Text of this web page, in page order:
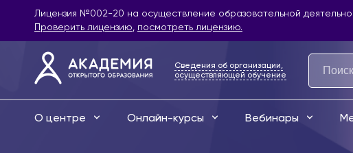
Лицензия №002-20 на осуществление образовательной
Проверить лицензию, посмотреть лицензию.
Сведения об организации,
осуществляющей обучение
О центре Онлайн-курсы Вебинары